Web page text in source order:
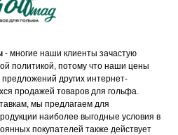
- многие наши клиенты зачастую
политикой, потому что наши цены
других интернет-
продажей товаров для гольфа.
мы предлагаем для
наиболее выгодные условия в
покупателей также действует